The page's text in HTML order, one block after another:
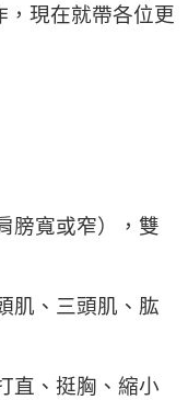
，現在就帶各位更
膀寬或窄），雙
肌、三頭肌、肱
直、挺胸、縮小